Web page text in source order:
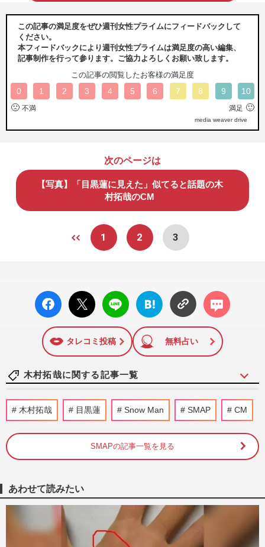
この記事の満足度をぜひ週刊女性プライムにフィードバックして
ください。
本フィードバックにより週刊女性プライムは満足度の高い編集、
記事制作を行って参ります。ご協力よろしくお願い致します。
この記事の閲覧したお客様の満足度
0 1 2 3 4 5 6 7 8 9 10
🙁 不満 満足 🙂
media weaver drive
次のページは
【写真】「目黒蓮に見えた」似てると話題の木
村拓哉のCM
1 2 3
facebo
ok い
X ポス
ト
LINE
はてな
ブック
に追加
コメン
ト
タレコミ投稿 無料占い
木村拓哉に関する記事一覧
《バレーボール日本代表》木村拓哉の長
女・Cocomiも私物公開で熱狂！「グッズ
週刊女性PRIME 2026/7/21
グ怒涛の10連勝で決勝T進出！グッズ“完
売続出”も、メルカリを飛…
週刊女性PRIME
木村拓哉 目黒蓮 Snow Man SMAP CM
SMAPの記事一覧を見る
あわせて読みたい